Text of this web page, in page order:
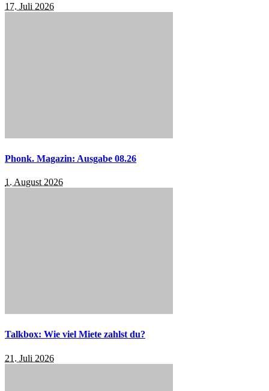
17. Juli 2026
Phonk. Magazin: Ausgabe 08.26
1. August 2026
Talkbox: Wie viel Miete zahlst du?
21. Juli 2026